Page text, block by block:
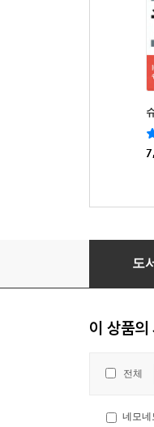
네모네모
도
이 상품의
전체
네모네